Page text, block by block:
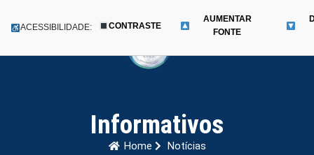
para
Menu
ACESSIBILIDADE: CONTRASTE
AUMENTAR
FONTE
Informativos
Home Notícias